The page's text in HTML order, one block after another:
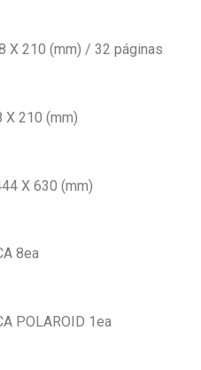
X 210 (mm) / 32 páginas
X 210 (mm)
X 630 (mm)
8ea
POLAROID 1ea